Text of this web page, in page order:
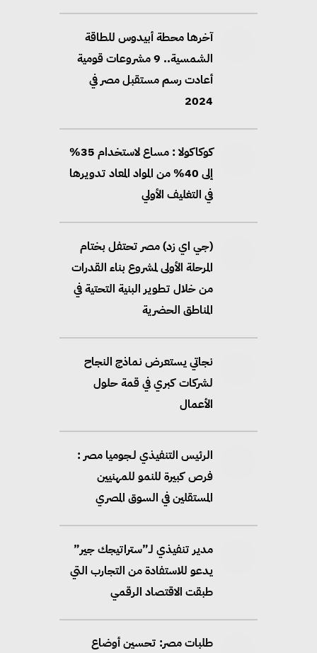
آخرها محطة أبيدوس للطاقة
الشمسية.. 9 مشروعات قومية
أعادت رسم مستقبل مصر في
2024
كوكاكولا : مساع لاستخدام 35%
إلى 40% من المواد المعاد تدويرها
في التغليف الأولي
(جي اي زد) مصر تحتفل بختام
المرحلة الأولى لمشروع بناء القدرات
من خلال تطوير البنية التحتية في
المناطق الحضرية
نجاتي يستعرض نماذج النجاح
لشركات كبري في قمة حلول
الأعمال
الرئيس التنفيذي لـجوميا مصر :
فرص كبيرة للنمو للمهنيين
المستقلين في السوق المصري
مدير تنفيذي لـ”ستراتيجك جير”
يدعو للاستفادة من التجارب التي
طبقت الاقتصاد الرقمي
طلبات مصر: تحسين أوضاع